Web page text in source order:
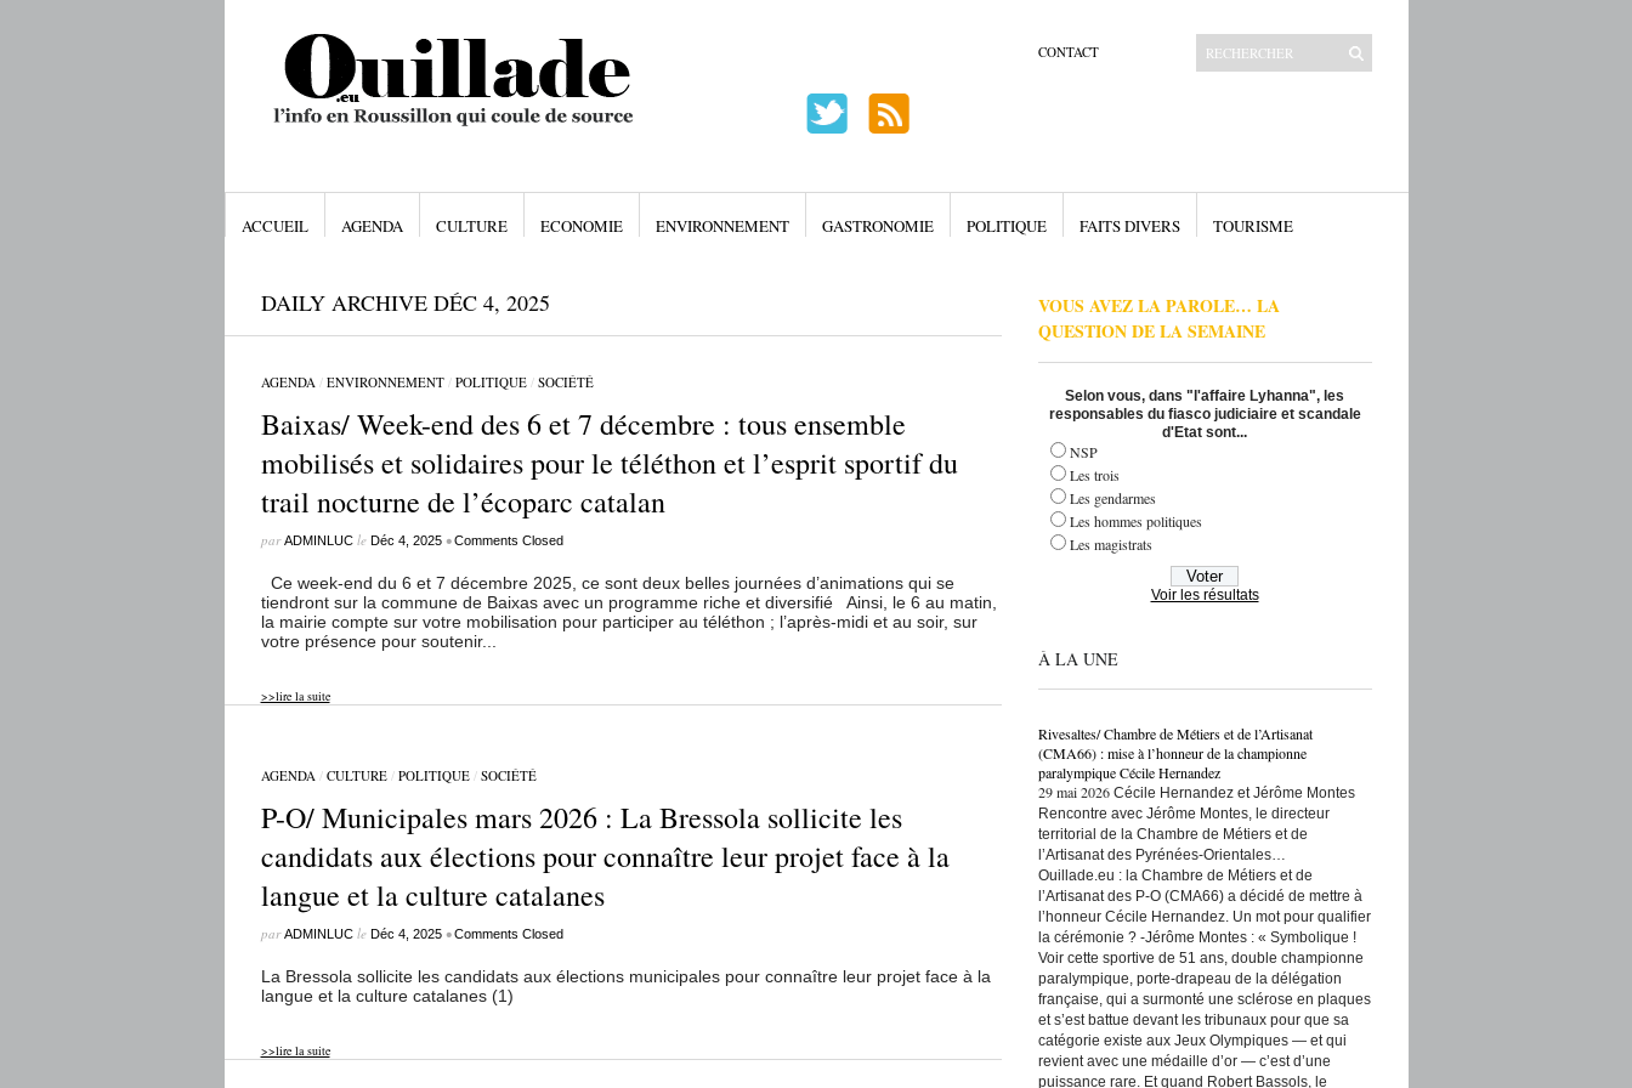
CONTACT
ACCUEIL AGENDA CULTURE ECONOMIE ENVIRONNEMENT GASTRONOMIE POLITIQUE FAITS DIVERS TOURISME
DAILY ARCHIVE DÉC 4, 2025
AGENDA/ ENVIRONNEMENT/ POLITIQUE/ SOCIÉTÉ
Baixas/ Week-end des 6 et 7 décembre : tous ensemble
mobilisés et solidaires pour le téléthon et l’esprit sportif du
trail nocturne de l’écoparc catalan
parADMINLUCle Déc 4, 2025 •Comments Closed
Ce week-end du 6 et 7 décembre 2025, ce sont deux belles journées d’animations qui se
tiendront sur la commune de Baixas avec un programme riche et diversifié Ainsi, le 6 au matin,
la mairie compte sur votre mobilisation pour participer au téléthon ; l’après-midi et au soir, sur
votre présence pour soutenir...
>>lire la suite
AGENDA/ CULTURE/ POLITIQUE/ SOCIÉTÉ
P-O/ Municipales mars 2026 : La Bressola sollicite les
candidats aux élections pour connaître leur projet face à la
langue et la culture catalanes
parADMINLUCle Déc 4, 2025 •Comments Closed
La Bressola sollicite les candidats aux élections municipales pour connaître leur projet face à la
langue et la culture catalanes (1)
>>lire la suite
VOUS AVEZ LA PAROLE… LA
QUESTION DE LA SEMAINE
Selon vous, dans "l'affaire Lyhanna", les
responsables du fiasco judiciaire et scandale
d'Etat sont...
NSP
Les trois
Les gendarmes
Les hommes politiques
Les magistrats
Voir les résultats
À LA UNE
Rivesaltes/ Chambre de Métiers et de l’Artisanat
(CMA66) : mise à l’honneur de la championne
paralympique Cécile Hernandez
29 mai 2026 Cécile Hernandez et Jérôme Montes
Rencontre avec Jérôme Montes, le directeur
territorial de la Chambre de Métiers et de
l’Artisanat des Pyrénées-Orientales…
Ouillade.eu : la Chambre de Métiers et de
l’Artisanat des P-O (CMA66) a décidé de mettre à
l’honneur Cécile Hernandez. Un mot pour qualifier
la cérémonie ? -Jérôme Montes : « Symbolique !
Voir cette sportive de 51 ans, double championne
paralympique, porte-drapeau de la délégation
française, qui a surmonté une sclérose en plaques
et s’est battue devant les tribunaux pour que sa
catégorie existe aux Jeux Olympiques — et qui
revient avec une médaille d’or — c’est d’une
puissance rare. Et quand Robert Bassols, le